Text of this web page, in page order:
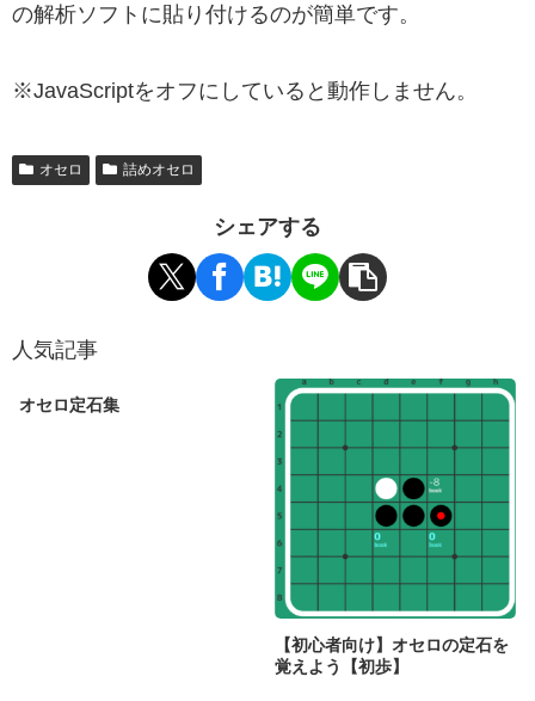
の解析ソフトに貼り付けるのが簡単です。
※JavaScriptをオフにしていると動作しません。
オセロ 詰めオセロ
シェアする
人気記事
オセロ定石集
【初心者向け】オセロの定石を
覚えよう【初歩】